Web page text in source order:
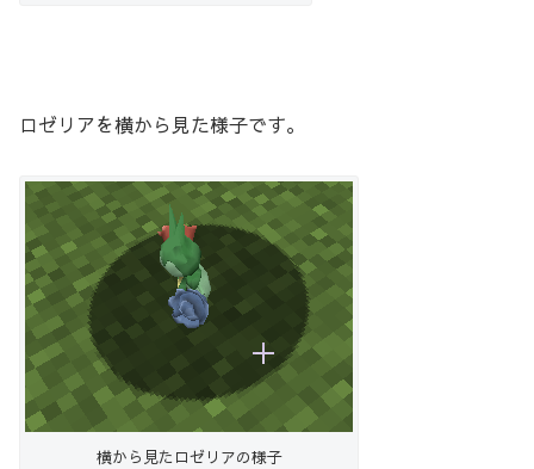
ロゼリアを横から見た様子です。
横から見たロゼリアの様子